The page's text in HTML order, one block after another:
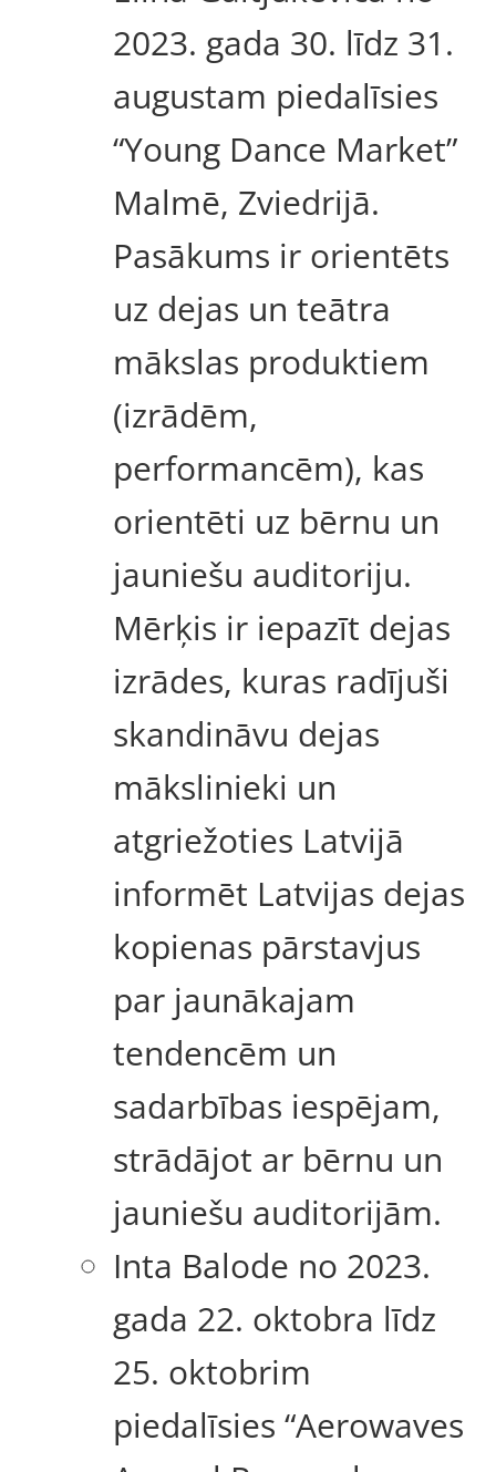
2023. gada 30. līdz 31.
augustam piedalīsies
“Young Dance Market”
Malmē, Zviedrijā.
Pasākums ir orientēts
uz dejas un teātra
mākslas produktiem
(izrādēm,
performancēm), kas
orientēti uz bērnu un
jauniešu auditoriju.
Mērķis ir iepazīt dejas
izrādes, kuras radījuši
skandināvu dejas
mākslinieki un
atgriežoties Latvijā
informēt Latvijas dejas
kopienas pārstavjus
par jaunākajam
tendencēm un
sadarbības iespējam,
strādājot ar bērnu un
jauniešu auditorijām.
Inta Balode no 2023.
gada 22. oktobra līdz
25. oktobrim
piedalīsies “Aerowaves